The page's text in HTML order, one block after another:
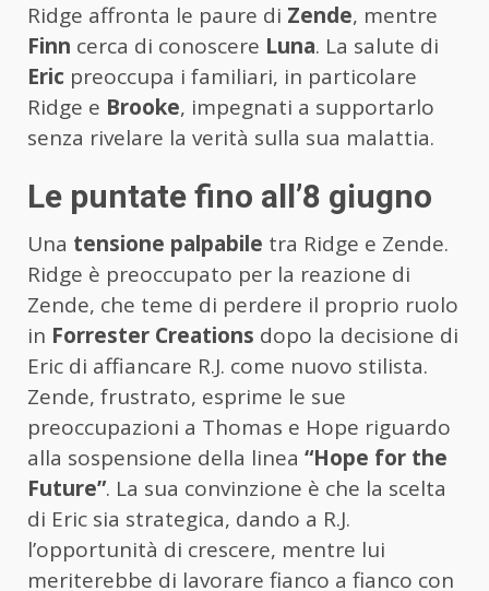
Ridge affronta le paure di Zende, mentre
Finn cerca di conoscere Luna. La salute di
Eric preoccupa i familiari, in particolare
Ridge e Brooke, impegnati a supportarlo
senza rivelare la verità sulla sua malattia.
Le puntate fino all’8 giugno
Una tensione palpabile tra Ridge e Zende.
Ridge è preoccupato per la reazione di
Zende, che teme di perdere il proprio ruolo
in Forrester Creations dopo la decisione di
Eric di affiancare R.J. come nuovo stilista.
Zende, frustrato, esprime le sue
preoccupazioni a Thomas e Hope riguardo
alla sospensione della linea “Hope for the
Future”. La sua convinzione è che la scelta
di Eric sia strategica, dando a R.J.
l’opportunità di crescere, mentre lui
meriterebbe di lavorare fianco a fianco con